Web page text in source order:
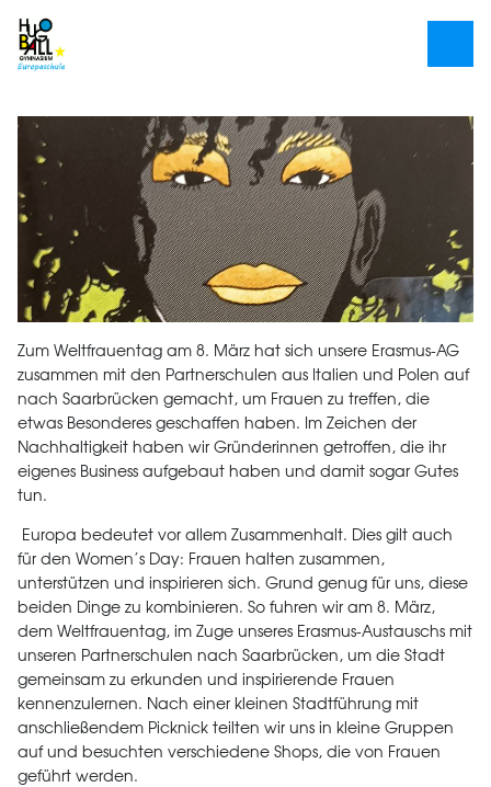
Zum Weltfrauentag am 8. März hat sich unsere Erasmus-AG
zusammen mit den Partnerschulen aus Italien und Polen auf
nach Saarbrücken gemacht, um Frauen zu treffen, die
etwas Besonderes geschaffen haben. Im Zeichen der
Nachhaltigkeit haben wir Gründerinnen getroffen, die ihr
eigenes Business aufgebaut haben und damit sogar Gutes
tun.
Europa bedeutet vor allem Zusammenhalt. Dies gilt auch
für den Women’s Day: Frauen halten zusammen,
unterstützen und inspirieren sich. Grund genug für uns, diese
beiden Dinge zu kombinieren. So fuhren wir am 8. März,
dem Weltfrauentag, im Zuge unseres Erasmus-Austauschs mit
unseren Partnerschulen nach Saarbrücken, um die Stadt
gemeinsam zu erkunden und inspirierende Frauen
kennenzulernen. Nach einer kleinen Stadtführung mit
anschließendem Picknick teilten wir uns in kleine Gruppen
auf und besuchten verschiedene Shops, die von Frauen
geführt werden.